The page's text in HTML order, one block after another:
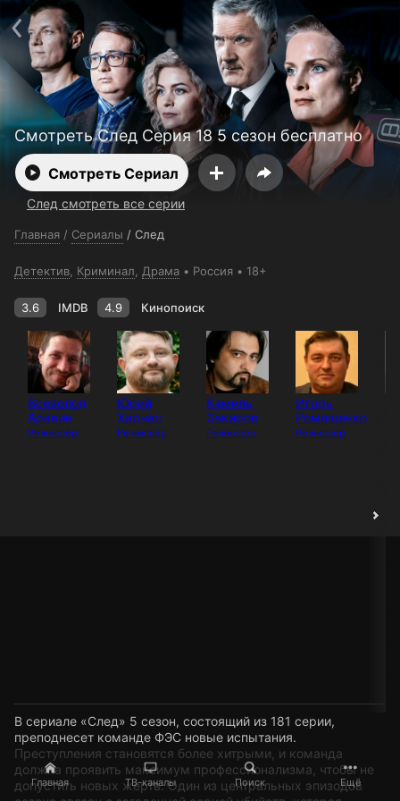
Главная ТВ-каналы Поиск Ещё
Смотреть След Серия 18 5 сезон бесплатно
Смотреть Сериал
След смотреть все серии
Главная / Сериалы / След
Детектив Криминал Драма Россия 18+
3.6 IMDB 4.9 Кинопоиск
Всеволод
Аравин
Режиссёр
Юрий
Харнас
Режиссёр
Камиль
Закиров
Режиссёр
Игорь
Ромащенко
Режиссёр
В сериале «След» 5 сезон, состоящий из 181 серии,
преподнесет команде ФЭС новые испытания.
Преступления становятся более хитрыми, и команда
должна проявить максимум профессионализма, чтобы не
допустить новых жертв. Один из центральных эпизодов
Поддержка:support@24h.tv
О сервисе
Пользовательское соглашение
Политика конфиденциальности
Для партнёров
Открыть приложение
Ввести промокод
Установить на ТВ
Бесплатные каналы Контакты